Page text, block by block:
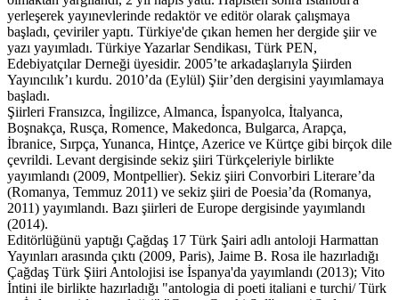
yerleşerek yayınevlerinde redaktör ve editör olarak çalışmaya
başladı, çeviriler yaptı. Türkiye'de çıkan hemen her dergide şiir ve
yazı yayımladı. Türkiye Yazarlar Sendikası, Türk PEN,
Edebiyatçılar Derneği üyesidir. 2005’te arkadaşlarıyla Şiirden
Yayıncılık’ı kurdu. 2010’da (Eylül) Şiir’den dergisini yayımlamaya
başladı.
Şiirleri Fransızca, İngilizce, Almanca, İspanyolca, İtalyanca,
Boşnakça, Rusça, Romence, Makedonca, Bulgarca, Arapça,
İbranice, Sırpça, Yunanca, Hintçe, Azerice ve Kürtçe gibi birçok dile
çevrildi. Levant dergisinde sekiz şiiri Türkçeleriyle birlikte
yayımlandı (2009, Montpellier). Sekiz şiiri Convorbiri Literare’da
(Romanya, Temmuz 2011) ve sekiz şiiri de Poesia’da (Romanya,
2011) yayımlandı. Bazı şiirleri de Europe dergisinde yayımlandı
(2014).
Editörlüğünü yaptığı Çağdaş 17 Türk Şairi adlı antoloji Harmattan
Yayınları arasında çıktı (2009, Paris), Jaime B. Rosa ile hazırladığı
Çağdaş Türk Şiiri Antolojisi ise İspanya'da yayımlandı (2013); Vito
İntini ile birlikte hazırladığı "antologia di poeti italiani e turchi/ Türk